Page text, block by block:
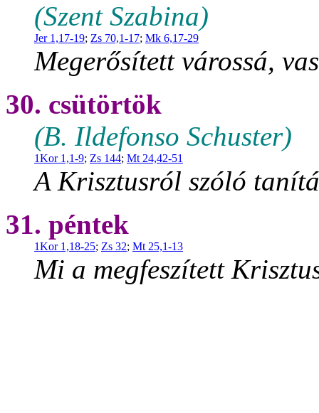
(Szent Szabina)
Jer 1,17-19; Zs 70,1-17; Mk 6,17-29
Megerősített várossá,
30. csütörtök
(B. Ildefonso Schuster)
1Kor 1,1-9; Zs 144; Mt 24,42-51
A Krisztusról szóló
31. péntek
1Kor 1,18-25; Zs 32; Mt 25,1-13
Mi a megfeszített